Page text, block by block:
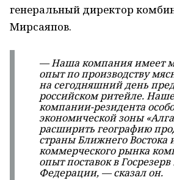
генеральный директор
Мирсаяпов.
— Наша компания имеет
опыт по производству
на сегодняшний день
российском ритейле.
компании-резидента
экономической зоны
расширить географию
страны Ближнего
коммерческого рынка
опыт поставок в
Федерации, — сказал он.